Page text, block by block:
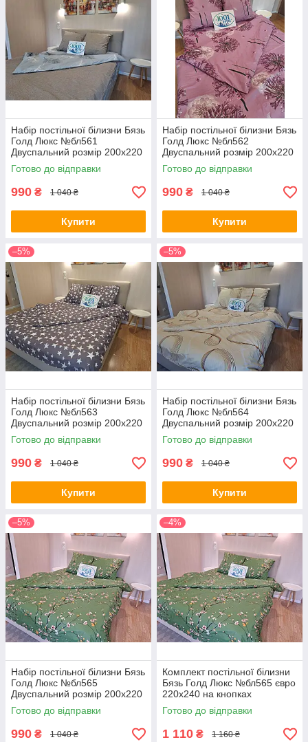
Набір постільної білизни Бязь
Голд Люкс №бл561
Двуспальний розмір 200х220
на кнопках
Готово до відправки
990 ₴ 1 040 ₴
Купити
Набір постільної білизни Бязь
Голд Люкс №бл562
Двуспальний розмір 200х220
на кнопках
Готово до відправки
990 ₴ 1 040 ₴
Купити
–5%
Набір постільної білизни Бязь
Голд Люкс №бл563
Двуспальний розмір 200х220
на кнопках
Готово до відправки
990 ₴ 1 040 ₴
Купити
–5%
Набір постільної білизни Бязь
Голд Люкс №бл564
Двуспальний розмір 200х220
на кнопках
Готово до відправки
990 ₴ 1 040 ₴
Купити
–5%
Набір постільної білизни Бязь
Голд Люкс №бл565
Двуспальний розмір 200х220
на кнопках
Готово до відправки
990 ₴ 1 040 ₴
–4%
Комплект постільної білизни
Бязь Голд Люкс №бл565 євро
220х240 на кнопках
Готово до відправки
1 110 ₴ 1 160 ₴